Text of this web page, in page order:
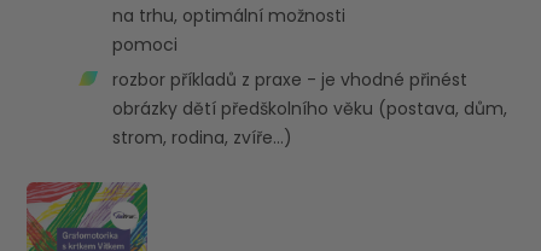
na trhu, optimální možnosti
pomoci
rozbor příkladů z praxe - je vhodné přinést
obrázky dětí předškolního věku (postava, dům,
strom, rodina, zvíře…)